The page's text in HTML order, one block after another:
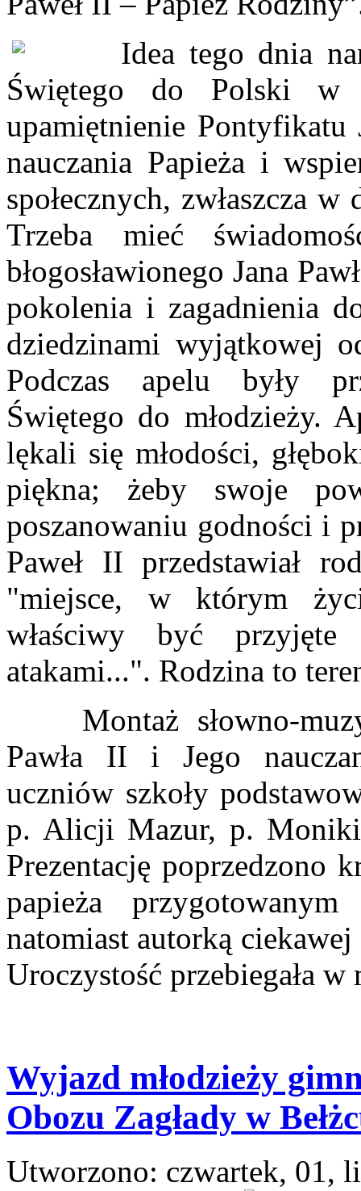
Idea tego dnia
Świętego do Polski w
upamiętnienie Pontyfikatu
nauczania Papieża i
społecznych, zwłaszcza
Trzeba mieć
błogosławionego Jana
pokolenia i zagadnienia
dziedzinami wyjątkowej
Podczas apelu były
Świętego do młodzieży.
lękali się młodości,
piękna; żeby swoje
poszanowaniu godności i
Paweł II przedstawiał
"miejsce, w którym
właściwy być
atakami...". Rodzina to
Montaż słowno-
Pawła II i Jego
uczniów szkoły
p. Alicji Mazur, p.
Prezentację poprzedzono
papieża
natomiast autorką
Uroczystość przebiegała
Wyjazd młodzieży
Obozu Zagłady w
Utworzono: czwartek, 01,